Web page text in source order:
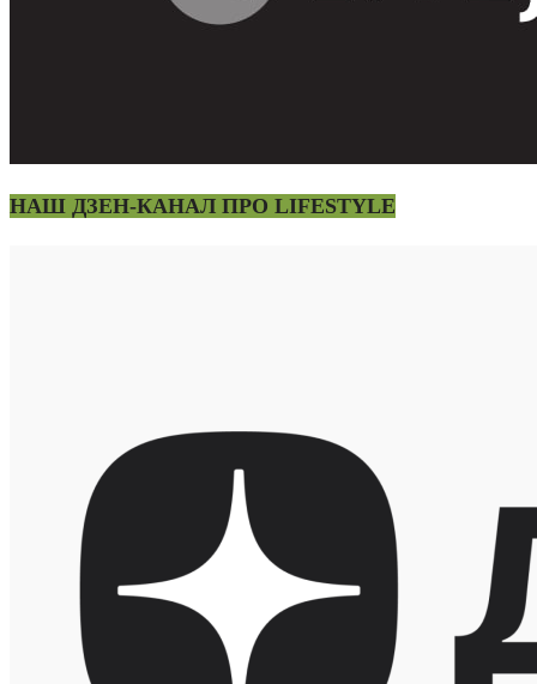
НАШ ДЗЕН-КАНАЛ ПРО LIFESTYLE